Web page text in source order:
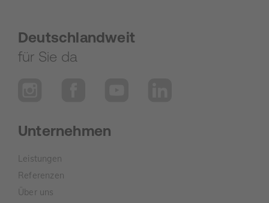
Deutschlandweit
für Sie da
Unternehmen
Leistungen
Referenzen
Über uns